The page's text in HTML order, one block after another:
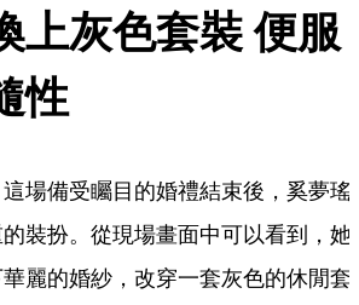
上灰色套裝 便服
性
場備受矚目的婚禮結束後，奚夢瑤
裝扮。從現場畫面中可以看到，她
麗的婚紗，改穿一套灰色的休閒套